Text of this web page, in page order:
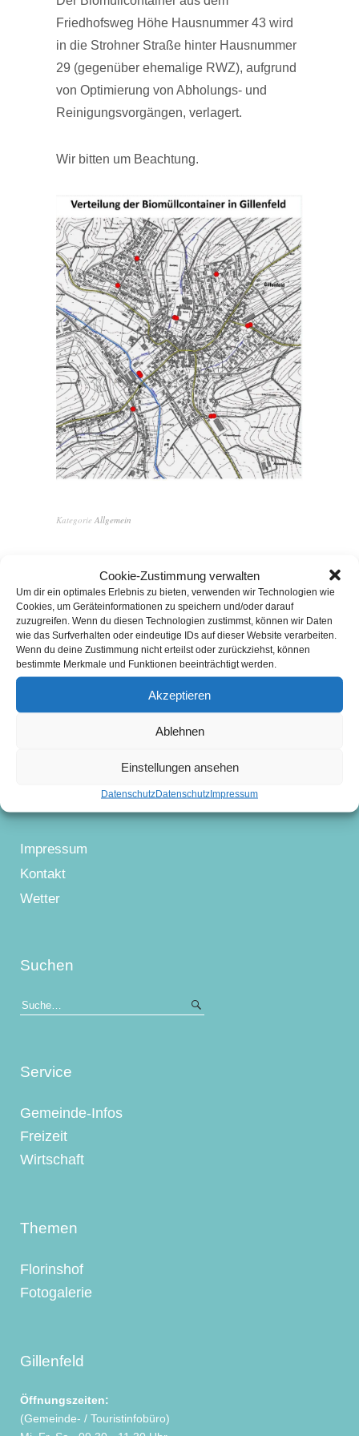
Cookie-Zustimmung verwalten
Um dir ein optimales Erlebnis zu bieten, verwenden wir Technologien wie
Cookies, um Geräteinformationen zu speichern und/oder darauf
zuzugreifen. Wenn du diesen Technologien zustimmst, können wir Daten
wie das Surfverhalten oder eindeutige IDs auf dieser Website verarbeiten.
Wenn du deine Zustimmung nicht erteilst oder zurückziehst, können
bestimmte Merkmale und Funktionen beeinträchtigt werden.
Akzeptieren
Ablehnen
Einstellungen ansehen
DatenschutzDatenschutzImpressum
Friedhofsweg Höhe Hausnummer 43 wird
in die Strohner Straße hinter Hausnummer
29 (gegenüber ehemalige RWZ), aufgrund
von Optimierung von Abholungs- und
Reinigungsvorgängen, verlagert.
Wir bitten um Beachtung.
Kategorie Allgemein
Impressum
Kontakt
Wetter
Suchen
Service
Gemeinde-Infos
Freizeit
Wirtschaft
Themen
Florinshof
Fotogalerie
Gillenfeld
Öffnungszeiten:
(Gemeinde- / Touristinfobüro)